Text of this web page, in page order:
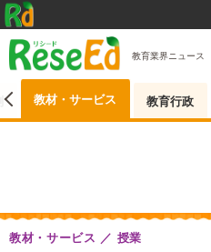
教育業界ニュース
教材・サービス 教育行政
教材・サービス 授業